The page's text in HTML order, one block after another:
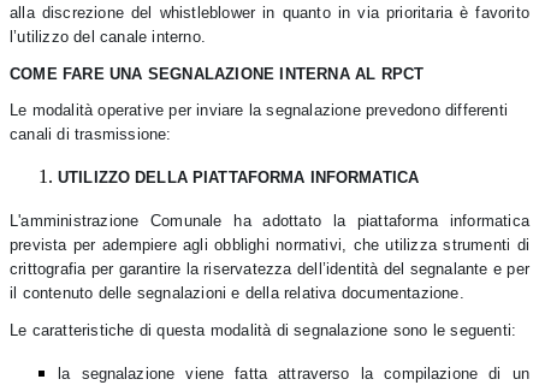
alla discrezione del whistleblower in quanto in via prioritaria è favorito
l’utilizzo del canale interno.
COME FARE UNA SEGNALAZIONE INTERNA AL RPCT
Le modalità operative per inviare la segnalazione prevedono differenti
canali di trasmissione:
UTILIZZO DELLA PIATTAFORMA INFORMATICA
L'amministrazione Comunale ha adottato la piattaforma informatica
prevista per adempiere agli obblighi normativi, che utilizza strumenti di
crittografia per garantire la riservatezza dell’identità del segnalante e per
il contenuto delle segnalazioni e della relativa documentazione.
Le caratteristiche di questa modalità di segnalazione sono le seguenti:
la segnalazione viene fatta attraverso la compilazione di un